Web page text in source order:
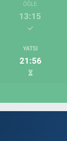
ÖĞLE
13:15
YATSI
21:56